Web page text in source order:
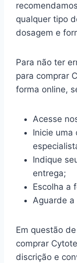
qualquer tipo
dosagem e
Para não ter
para comprar
forma online,
Acesse
Inicie uma
Indique
entrega;
Escolha a
Aguarde a
Em questão
comprar
discrição e